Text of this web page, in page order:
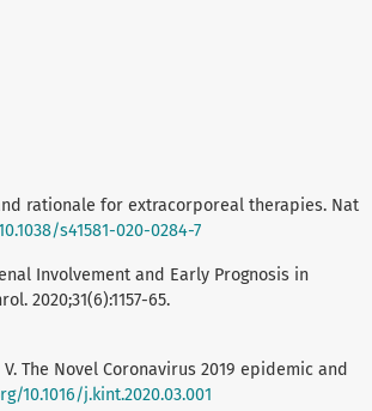
rationale for extracorporeal therapies. Nat
s41581-020-0284-7
Involvement and Early Prognosis in
2020;31(6):1157-65.
V. The Novel Coronavirus 2019 epidemic and
10.1016/j.kint.2020.03.001